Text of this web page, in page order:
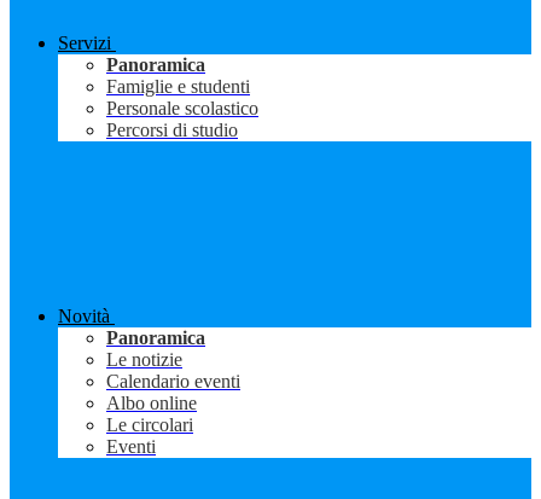
Servizi
Panoramica
Famiglie e studenti
Personale scolastico
Percorsi di studio
Novità
Panoramica
Le notizie
Calendario eventi
Albo online
Le circolari
Eventi